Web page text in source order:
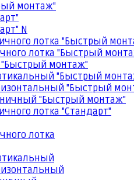
монтаж"
N
лотка "Быстрый
лотка "Быстрый
монтаж"
"Быстрый
"Быстрый
"Быстрый монтаж"
лотка "Стандарт"
лотка